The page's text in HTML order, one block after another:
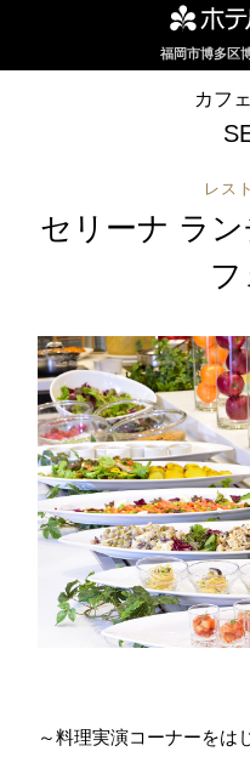
福岡市博多区
カフ
レス
セリーナ ラ
フ
～料理実演コーナーをは
インターネット
お
TEL
お